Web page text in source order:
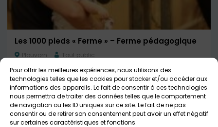
Pour offrir les meilleures expériences, nous utilisons des
technologies telles que les cookies pour stocker et/ou accéder aux
informations des appareils. Le fait de consentir à ces technologies
nous permettra de traiter des données telles que le comportement
de navigation ou les ID uniques sur ce site. Le fait de ne pas
consentir ou de retirer son consentement peut avoir un effet négatif
sur certaines caractéristiques et fonctions.
Les 1000 pieds « Ferme » – Ferme pédagogique
Plouvorn Tout public